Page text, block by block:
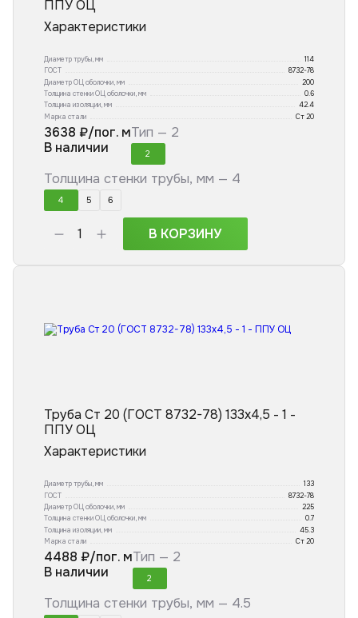
ППУ ОЦ
Характеристики
Диаметр трубы, мм
114
ГОСТ
8732-78
Диаметр ОЦ оболочки, мм
200
Толщина стенки ОЦ оболочки, мм
0.6
Толщина изоляции, мм
42.4
Марка стали
Ст 20
3638 ₽/пог. м
В наличии
Тип — 2
2
Толщина стенки трубы, мм — 4
4 5 6
В КОРЗИНУ
Труба Ст 20 (ГОСТ 8732-78) 133x4,5 - 1 -
ППУ ОЦ
Характеристики
Диаметр трубы, мм
133
ГОСТ
8732-78
Диаметр ОЦ оболочки, мм
225
Толщина стенки ОЦ оболочки, мм
0.7
Толщина изоляции, мм
45.3
Марка стали
Ст 20
4488 ₽/пог. м
В наличии
Тип — 2
2
Толщина стенки трубы, мм — 4.5